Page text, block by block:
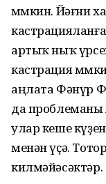
мөмкин. Йәғни
артыҡ ныҡ
кастрация
аңлата Фәнүр
да проблеманы
улар кеше
менән үҫә.
килмәйәсәктәр.